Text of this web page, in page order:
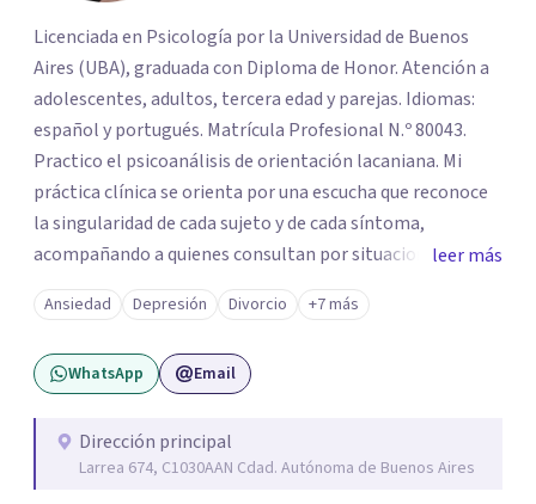
Licenciada en Psicología por la Universidad de Buenos
Aires (UBA), graduada con Diploma de Honor. Atención a
adolescentes, adultos, tercera edad y parejas. Idiomas:
español y portugués. Matrícula Profesional N.º 80043.
Practico el psicoanálisis de orientación lacaniana. Mi
práctica clínica se orienta por una escucha que reconoce
la singularidad de cada sujeto y de cada síntoma,
acompañando a quienes consultan por situaciones de
angustia, dificultades en los vínculos, inhibiciones,
duelos, crisis vitales, padecimientos subjetivos y otros
modos de malestar. La práctica analítica propone un
espacio de palabra donde cada sujeto pueda interrogar
construcción de una respuesta singular frente a su
malestar.
leer más
Ansiedad Depresión Divorcio +7 más
WhatsApp Email
Dirección principal
Larrea 674, C1030AAN Cdad. Autónoma de Buenos Aires